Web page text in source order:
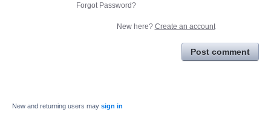
Forgot Password?
New here? Create an account
Post comment
New and returning users may sign in